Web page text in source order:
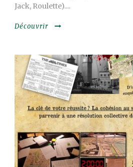
Jack, Roulette)....
Découvrir